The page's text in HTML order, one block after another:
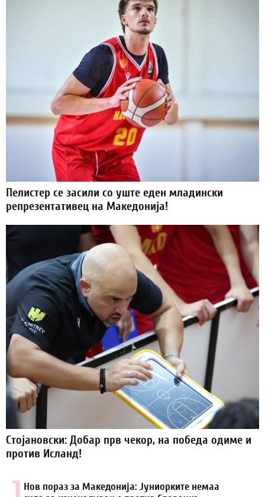
Пелистер се засили со уште еден младински
репрезентативец на Македонија!
Стојановски: Добар прв чекор, на победа одиме и
против Исланд!
Нов пораз за Македонија: Јуниорките немаа